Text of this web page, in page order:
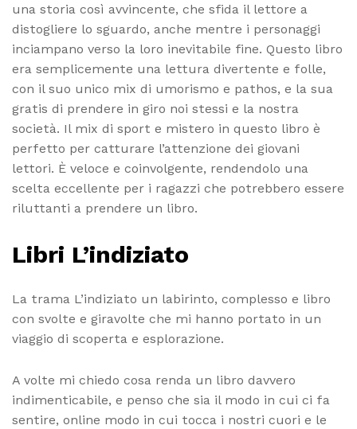
una storia così avvincente, che sfida il lettore a
distogliere lo sguardo, anche mentre i personaggi
inciampano verso la loro inevitabile fine. Questo libro
era semplicemente una lettura divertente e folle,
con il suo unico mix di umorismo e pathos, e la sua
gratis di prendere in giro noi stessi e la nostra
società. Il mix di sport e mistero in questo libro è
perfetto per catturare l’attenzione dei giovani
lettori. È veloce e coinvolgente, rendendolo una
scelta eccellente per i ragazzi che potrebbero essere
riluttanti a prendere un libro.
Libri L’indiziato
La trama L’indiziato un labirinto, complesso e libro
con svolte e giravolte che mi hanno portato in un
viaggio di scoperta e esplorazione.
A volte mi chiedo cosa renda un libro davvero
indimenticabile, e penso che sia il modo in cui ci fa
sentire, online modo in cui tocca i nostri cuori e le